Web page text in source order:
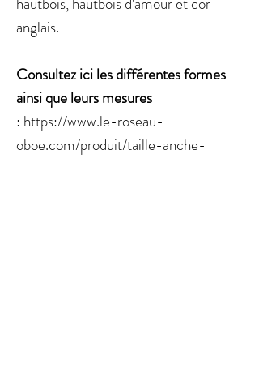
anglais.
Consultez ici les différentes formes
ainsi que leurs mesures
: https://www.le-roseau-
oboe.com/produit/taille-anche-